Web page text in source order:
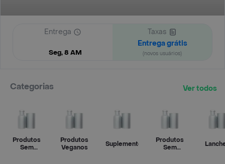
Entrega
Seg, 8 AM
Taxas
Entrega grátis
(novos usuários)
Categorias Ver todos
Produtos
Sem
Produtos
Veganos
Suplementos
Produtos
Sem